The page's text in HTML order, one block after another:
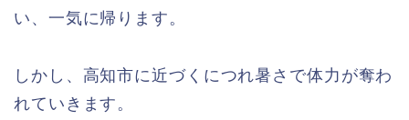
い、一気に帰ります。
しかし、高知市に近づくにつれ暑さで体力が奪わ
れていきます。